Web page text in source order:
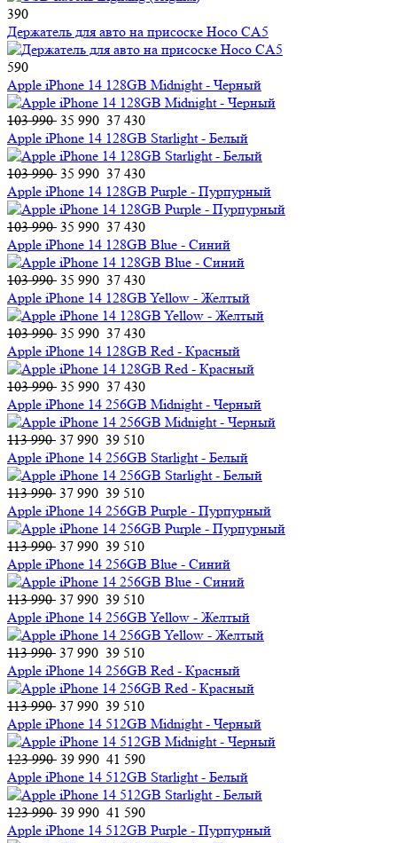
390
Держатель для авто на присоске Hoco CA5
590
Apple iPhone 14 128GB Midnight - Черный
103 990 35 990 37 430
Apple iPhone 14 128GB Starlight - Белый
103 990 35 990 37 430
Apple iPhone 14 128GB Purple - Пурпурный
103 990 35 990 37 430
Apple iPhone 14 128GB Blue - Синий
103 990 35 990 37 430
Apple iPhone 14 128GB Yellow - Желтый
103 990 35 990 37 430
Apple iPhone 14 128GB Red - Красный
103 990 35 990 37 430
Apple iPhone 14 256GB Midnight - Черный
113 990 37 990 39 510
Apple iPhone 14 256GB Starlight - Белый
113 990 37 990 39 510
Apple iPhone 14 256GB Purple - Пурпурный
113 990 37 990 39 510
Apple iPhone 14 256GB Blue - Синий
113 990 37 990 39 510
Apple iPhone 14 256GB Yellow - Желтый
113 990 37 990 39 510
Apple iPhone 14 256GB Red - Красный
113 990 37 990 39 510
Apple iPhone 14 512GB Midnight - Черный
123 990 39 990 41 590
Apple iPhone 14 512GB Starlight - Белый
123 990 39 990 41 590
Apple iPhone 14 512GB Purple - Пурпурный